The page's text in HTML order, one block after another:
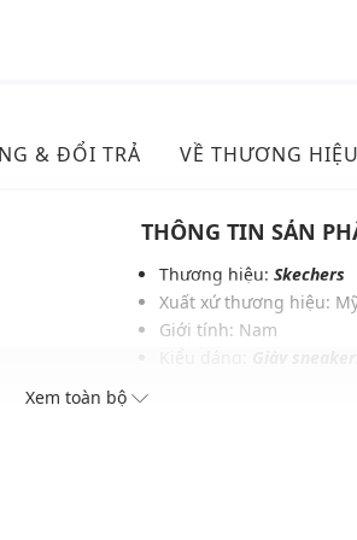
& ĐỔI TRẢ VỀ THƯƠNG HIỆU
THÔNG TIN SẢN
Thương hiệu: Skechers
Xuất xứ thương hiệu:
Giới tính: Nam
Xem toàn bộ